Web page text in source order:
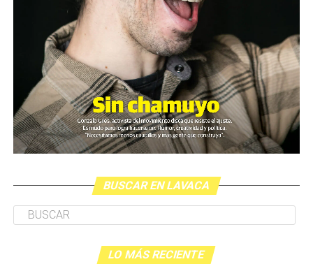
BUSCAR EN LAVACA
LO MÁS RECIENTE